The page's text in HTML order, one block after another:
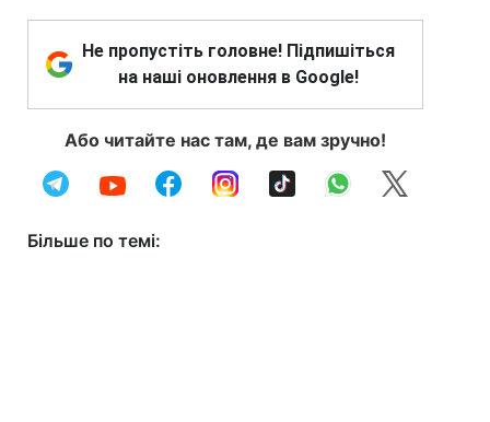
Не пропустіть головне! Підпишіться
на наші оновлення в Google!
Або читайте нас там, де вам зручно!
Більше по темі: